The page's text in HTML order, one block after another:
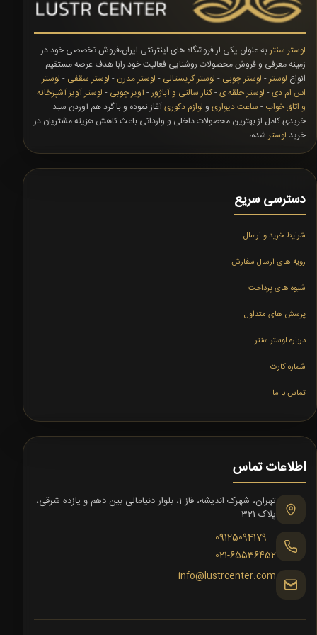
لوستر سنتر به عنوان یکی ار فروشگاه های اینترنتی ایران،فروش تخصصی خود در
زمینه معرفی و فروش محصولات روشنایی فعالیت خود رابا هدف عرضه مستقیم
انواع لوستر - لوستر چوبی - لوستر کریستالی - لوستر مدرن - لوستر سقفی - لوستر
اس ام دی- لوستر حلقه ی-کنار سالنی و آباژور-آویز چوبی - لوستر آویز آشپزخانه
و اتاق خواب - ساعت دیواری و لوازم دکوریآغاز نموده و با گرد هم آوردن سبد
خریدی کامل از بهترین محصولات داخلی و وارداتی باعث کاهش هزینه مشتریان در
خرید لوستر شده،
دسترسی سریع
شرایط خرید و ارسال
رویه های ارسال سفارش
شیوه های پرداخت
پرسش های متداول
درباره لوستر سنتر
شماره کارت
تماس با ما
اطلاعات تماس
تهران، شهرک اندیشه، فاز 1، بلوار دنیامالی بین دهم و یازده شرقی،
پلاک 321
09125094179
021-65536452
info@lustrcenter.com